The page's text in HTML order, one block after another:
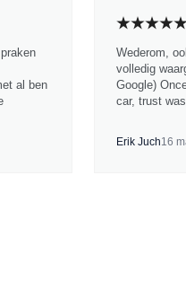
al ben
Wederom,
volledig
Google)
car, trust
Erik Juch16